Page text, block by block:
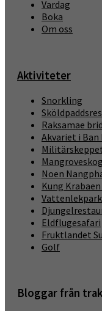
Vardag
Boka
Om oss
Aktiviteter
Snorkling
Raksamae
Akvariet i Ban
Noen
Kung
Eldflugesafari
Fruktlandet
Golf
Bloggar från